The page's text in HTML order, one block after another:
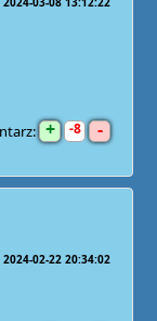
+ 8 -
2024-02-22 20:34:02